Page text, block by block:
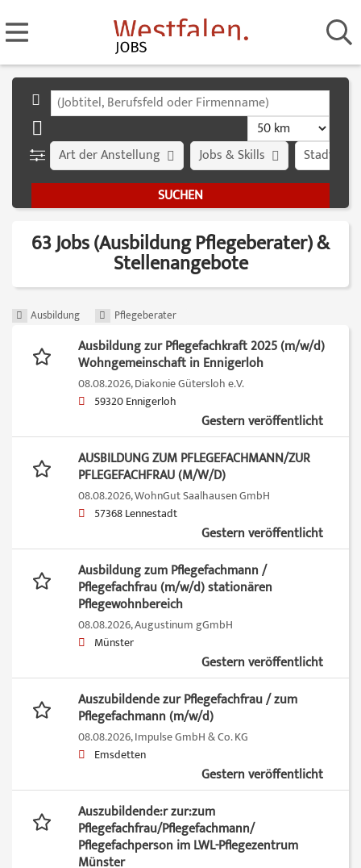
Stadt
Art der Anstellung Jobs & Skills
63 Jobs (Ausbildung Pflegeberater) &
Stellenangebote
Ausbildung Pflegeberater
Ausbildung zur Pflegefachkraft 2025 (m/w/d)
Wohngemeinschaft in Ennigerloh
08.08.2026,Diakonie Gütersloh e.V.
59320 Ennigerloh
Gestern veröffentlicht
AUSBILDUNG ZUM PFLEGEFACHMANN/ZUR
PFLEGEFACHFRAU (M/W/D)
08.08.2026,WohnGut Saalhausen GmbH
57368 Lennestadt
Gestern veröffentlicht
Ausbildung zum Pflegefachmann /
Pflegefachfrau (m/w/d) stationären
Pflegewohnbereich
08.08.2026,Augustinum gGmbH
Münster
Gestern veröffentlicht
Auszubildende zur Pflegefachfrau / zum
Pflegefachmann (m/w/d)
08.08.2026,Impulse GmbH & Co. KG
Emsdetten
Gestern veröffentlicht
Auszubildende:r zur:zum
Pflegefachfrau/Pflegefachmann/
Pflegefachperson im LWL-Pflegezentrum
Münster